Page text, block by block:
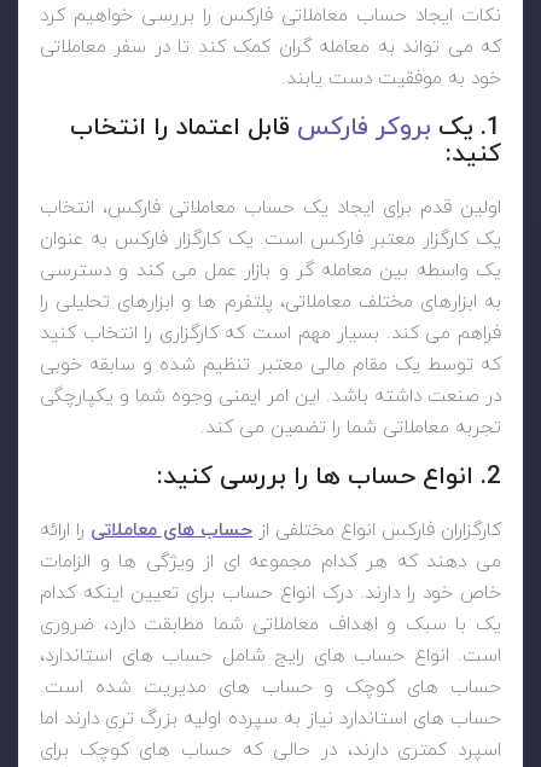
نکات ایجاد حساب معاملاتی فارکس را بررسی خواهیم کرد
که می تواند به معامله گران کمک کند تا در سفر معاملاتی
خود به موفقیت دست یابند.
1. یک بروکر فارکس قابل اعتماد را انتخاب
کنید:
اولین قدم برای ایجاد یک حساب معاملاتی فارکس، انتخاب
یک کارگزار معتبر فارکس است. یک کارگزار فارکس به عنوان
یک واسطه بین معامله گر و بازار عمل می کند و دسترسی
به ابزارهای مختلف معاملاتی، پلتفرم ها و ابزارهای تحلیلی را
فراهم می کند. بسیار مهم است که کارگزاری را انتخاب کنید
که توسط یک مقام مالی معتبر تنظیم شده و سابقه خوبی
در صنعت داشته باشد. این امر ایمنی وجوه شما و یکپارچگی
تجربه معاملاتی شما را تضمین می کند.
2. انواع حساب ها را بررسی کنید:
کارگزاران فارکس انواع مختلفی از حساب های معاملاتی را ارائه
می دهند که هر کدام مجموعه ای از ویژگی ها و الزامات
خاص خود را دارند. درک انواع حساب برای تعیین اینکه کدام
یک با سبک و اهداف معاملاتی شما مطابقت دارد، ضروری
است. انواع حساب های رایج شامل حساب های استاندارد،
حساب های کوچک و حساب های مدیریت شده است.
حساب های استاندارد نیاز به سپرده اولیه بزرگ تری دارند اما
اسپرد کمتری دارند، در حالی که حساب های کوچک برای